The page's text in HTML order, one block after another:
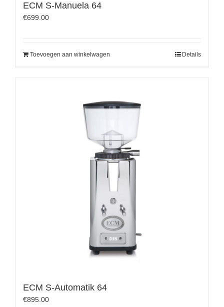
ECM S-Manuela 64
€699.00
Toevoegen aan winkelwagen Details
ECM S-Automatik 64
€895.00